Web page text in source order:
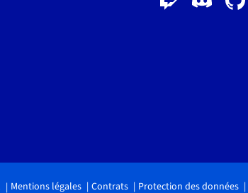
Mentions légales Contrats Protection des données